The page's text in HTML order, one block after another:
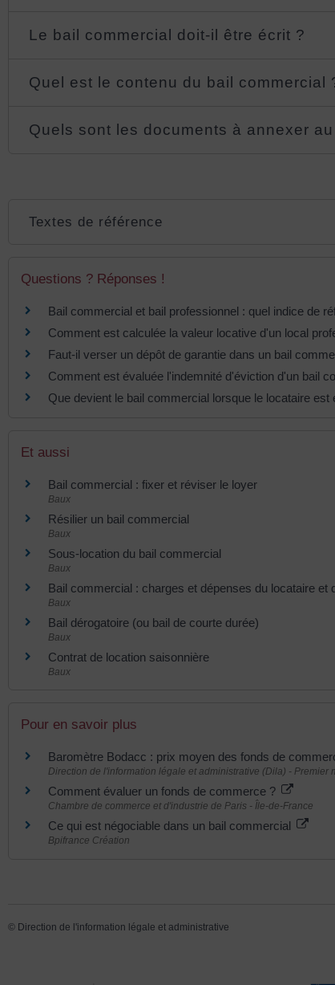
Le bail commercial doit-il être écrit ?
Quel est le contenu du bail commercial
Quels sont les documents à annexer
Textes de référence
Questions ? Réponses !
Bail commercial et bail professionnel : quel indice de
Comment est calculée la valeur locative d'un local
Faut-il verser un dépôt de garantie dans un bail
Comment est évaluée l'indemnité d'éviction d'un bail
Que devient le bail commercial lorsque le locataire est
Et aussi
Bail commercial : fixer et réviser le loyer
Baux
Résilier un bail commercial
Baux
Sous-location du bail commercial
Baux
Bail commercial : charges et dépenses du locataire et
Baux
Bail dérogatoire (ou bail de courte durée)
Baux
Contrat de location saisonnière
Baux
Pour en savoir plus
Baromètre Bodacc : prix moyen des fonds de
Direction de l'information légale et administrative (Dila) - Premier
Comment évaluer un fonds de commerce ?
Chambre de commerce et d'industrie de Paris - Île-de-France
Ce qui est négociable dans un bail commercial
Bpifrance Création
© Direction de l'information légale et administrative